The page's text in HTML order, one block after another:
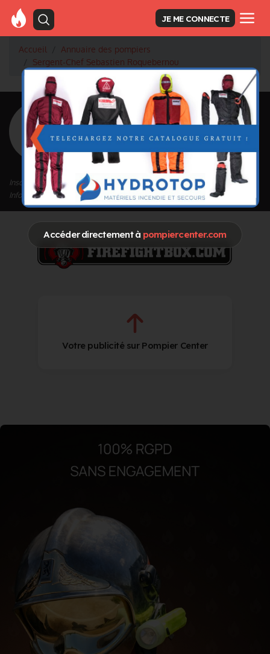
Accéder directement à pompiercenter.com
JE ME CONNECTE
Accueil
Annuaire des pompiers
Sergent-Chef Sebastien Roquebernou
<Retour à la liste des pompiers
Sebastien
Roquebernou
Grade : Sergent-Chef
Inscrit depuis le 14/11/2023 à 14:53
Informations mises à jour le 14/11/2023 à 14:53
Votre publicité sur Pompier Center